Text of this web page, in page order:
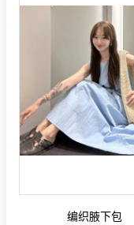
编织腋下包